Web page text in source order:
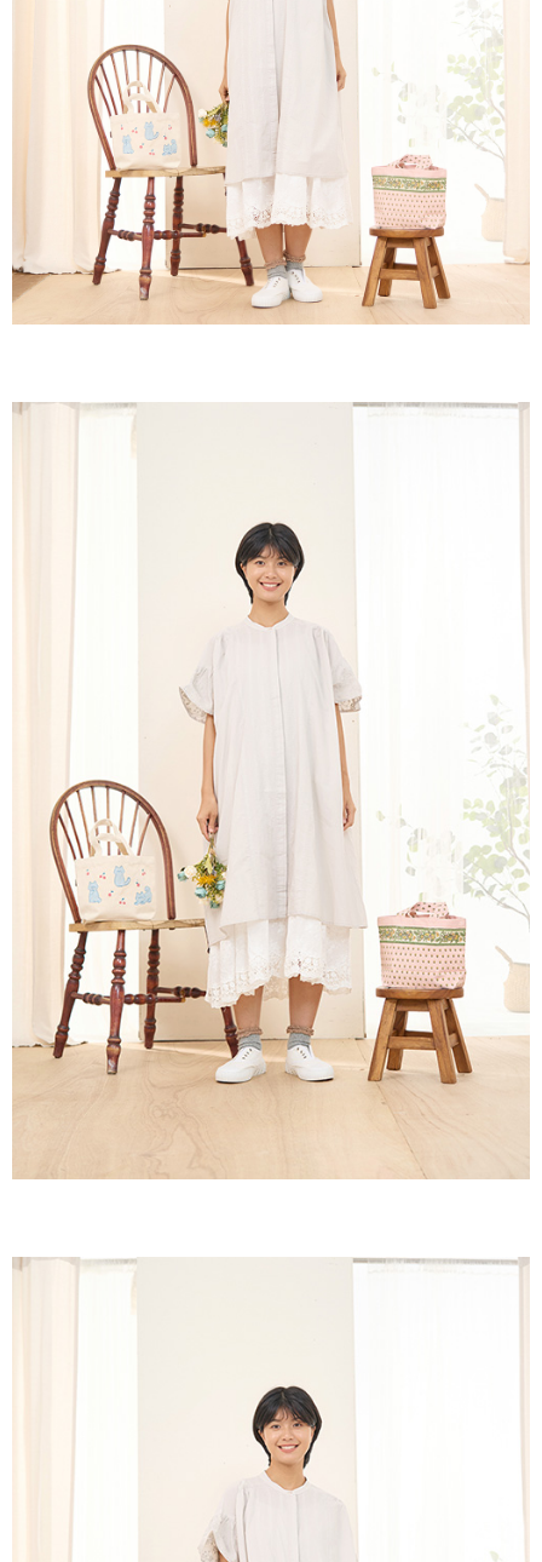
ATM／網路銀行／等多元方式進行付款，方視為交易完成。
※ 請注意：結帳手續完成當下不需立刻繳費，但若您需要取消訂單，請聯絡
購買商品的店家。未經商家同意取消之訂單仍視為有效，需透過AFTEE先享
後付繳納相關費用。
※ 交易是否成功請以「AFTEE先享後付 」之結帳頁面顯示為準，若有關於
是否繳費成功／繳費後需取消欲退款等相關疑問，請聯繫「AFTEE先享後付
客戶支援中心」 https://netprotections.freshdesk.com/support/home
【注意事項】
１．透過由恩沛科技股份有限公司提供之「AFTEE先享後付」服務完成之交
易，需依本服務之必要範圍內提供個人資料，並將交易相關給付款項請求債
權轉讓予恩沛科技股份有限公司。
２．關於個人資料處理事宜，請瀏覽以下網址：
https://aftee.tw/terms/#terms3
３．未成年的使用者請事先徵得法定代理人或監護人之同意方可使用
時審查核予不同之上限額度；若仍有額度不足之情形，本公司將視審查結果
每筆NT$60，滿NT$2,000(含以上)免運費
付款後7-11取貨
每筆NT$60，滿NT$2,000(含以上)免運費
黑貓宅急便(包裹尺寸60cm以下)
每筆NT$100，滿NT$2,000(含以上)免運費
黑貓宅急便(包裹尺寸90cm以下)
每筆NT$140，滿NT$2,000(含以上)免運費